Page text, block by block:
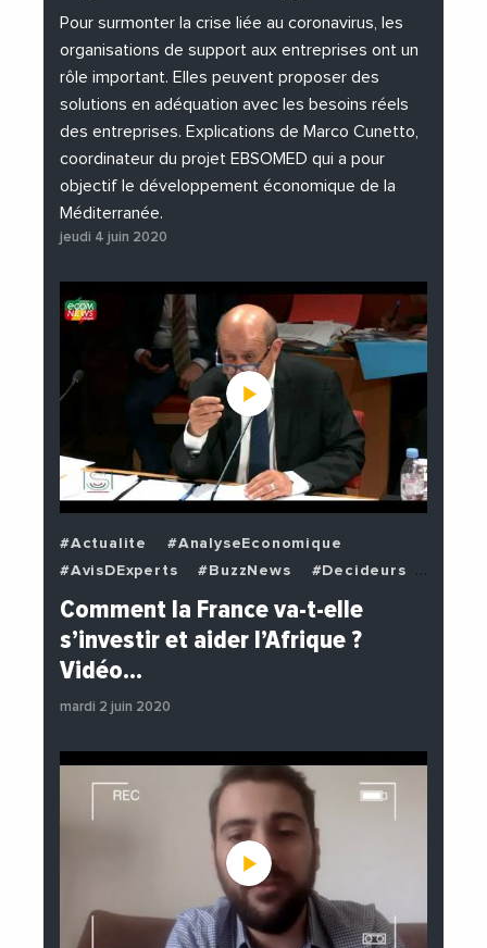
#Institutions
#PhotosEtVideos
Pour surmonter la crise liée au coronavirus, les
organisations de support aux entreprises ont un
rôle important. Elles peuvent proposer des
solutions en adéquation avec les besoins réels
des entreprises. Explications de Marco Cunetto,
coordinateur du projet EBSOMED qui a pour
objectif le développement économique de la
Méditerranée.
jeudi 4 juin 2020
#Actualite
#AnalyseEconomique
#AvisDExperts
#BuzzNews
#Decideurs
#EchangesMediterraneens
#Economie
#PhotosEtVideos
#Politique
Comment la France va-t-elle
s’investir et aider l’Afrique ?
Vidéo…
mardi 2 juin 2020